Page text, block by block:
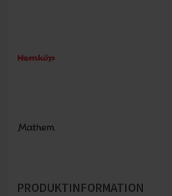
PRODUKTINFORMATION